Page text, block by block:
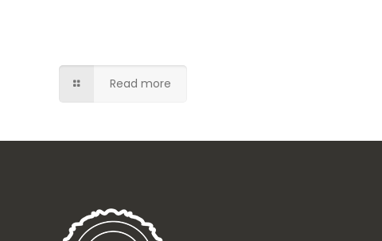
Read more